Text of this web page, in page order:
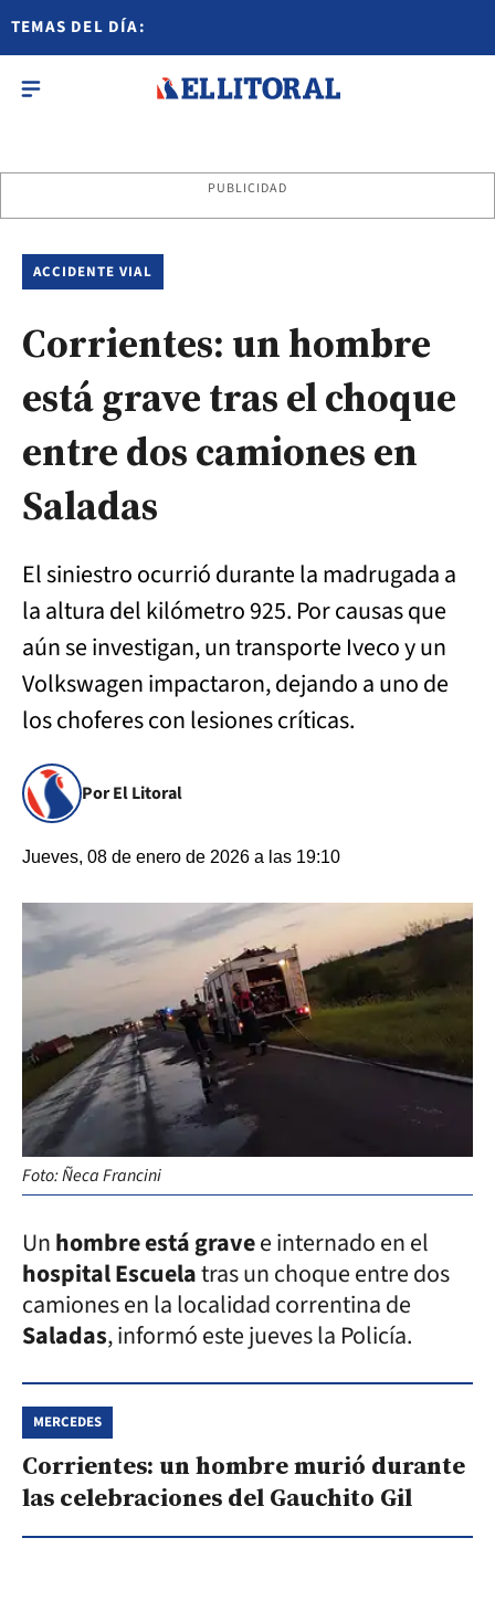
TEMAS DEL DÍA:
PUBLICIDAD
ACCIDENTE VIAL
Corrientes: un hombre
está grave tras el choque
entre dos camiones en
Saladas
El siniestro ocurrió durante la madrugada a
la altura del kilómetro 925. Por causas que
aún se investigan, un transporte Iveco y un
Volkswagen impactaron, dejando a uno de
los choferes con lesiones críticas.
Por El Litoral
Jueves, 08 de enero de 2026 a las 19:10
Foto: Ñeca Francini
Unhombre está gravee internado en el
hospital Escuelatras un choque entre dos
camiones en la localidad correntina de
Saladas, informó este jueves la Policía.
MERCEDES
Corrientes: un hombre murió durante
las celebraciones del Gauchito Gil